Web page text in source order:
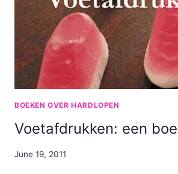
BOEKEN OVER HARDLOPEN
Voetafdrukken: een
By
June 19, 2011